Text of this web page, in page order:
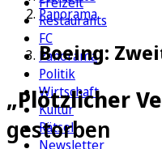
Restaurants
FC
Panorama
Politik
Wirtschaft
Kultur
Rätsel
Newsletter
Panorama
Boeing:
„Plötzlicher
gestorben